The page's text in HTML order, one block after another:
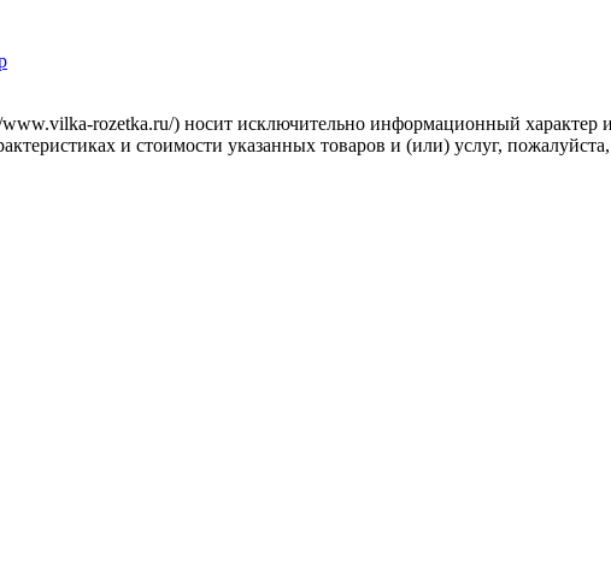
rozetka.ru/) носит исключительно информационный характер
и стоимости указанных товаров и (или) услуг,